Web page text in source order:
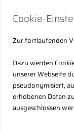
Cookie-
Zur fortlaufenden
Dazu werden
unserer Webseite
pseudonymisiert,
erhobenen Daten
ausgeschlossen